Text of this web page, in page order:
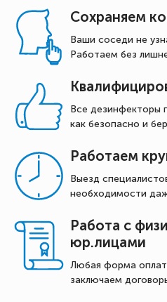
Сохраняем
Ваши соседи не
Работаем без
Все дезинфекторы
как безопасно и
Работаем
Выезд
необходимости
Работа с
юр.лицами
Любая форма
заключаем